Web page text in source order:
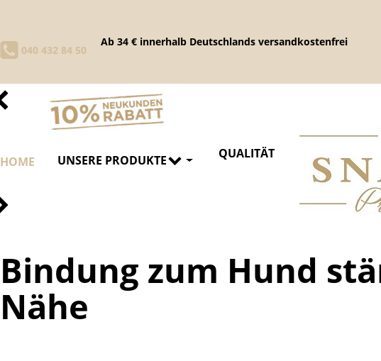
040 432 84 50
Ab 34 € innerhalb Deutschlands versandkostenfrei
HOME UNSERE PRODUKTE QUALITÄT
Bindung zum Hund
Nähe